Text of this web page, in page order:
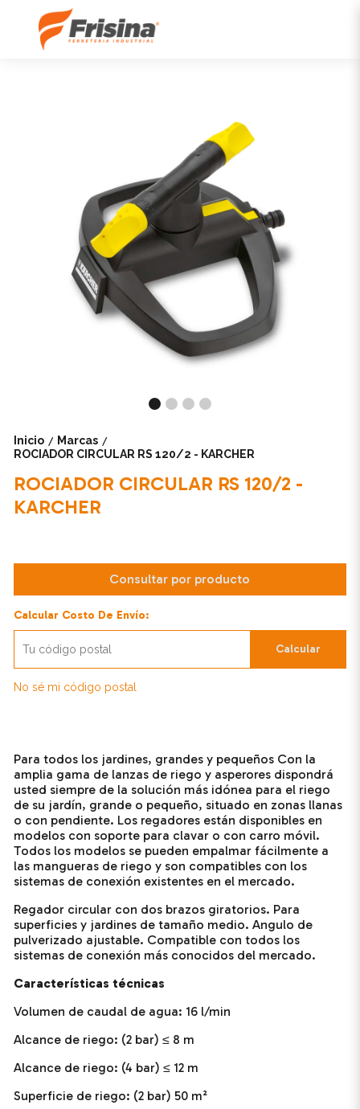
Inicio / Marcas /
ROCIADOR CIRCULAR RS 120/2 - KARCHER
ROCIADOR CIRCULAR RS 120/2 -
KARCHER
Consultar por producto
Calcular Costo De Envío:
Calcular
No sé mi código postal
Para todos los jardines, grandes y pequeños Con la
amplia gama de lanzas de riego y asperores dispondrá
usted siempre de la solución más idónea para el riego
de su jardín, grande o pequeño, situado en zonas llanas
o con pendiente. Los regadores están disponibles en
modelos con soporte para clavar o con carro móvil.
Todos los modelos se pueden empalmar fácilmente a
las mangueras de riego y son compatibles con los
sistemas de conexión existentes en el mercado.
Regador circular con dos brazos giratorios. Para
superficies y jardines de tamaño medio. Angulo de
pulverizado ajustable. Compatible con todos los
sistemas de conexión más conocidos del mercado.
Características técnicas
Volumen de caudal de agua: 16 l/min
Alcance de riego: (2 bar) ≤ 8 m
Alcance de riego: (4 bar) ≤ 12 m
Superficie de riego: (2 bar) 50 m²